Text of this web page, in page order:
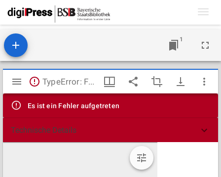
1
Mirador
Viewer
TypeError: Failed to fetch
Es ist ein Fehler aufgetreten
Technische Details